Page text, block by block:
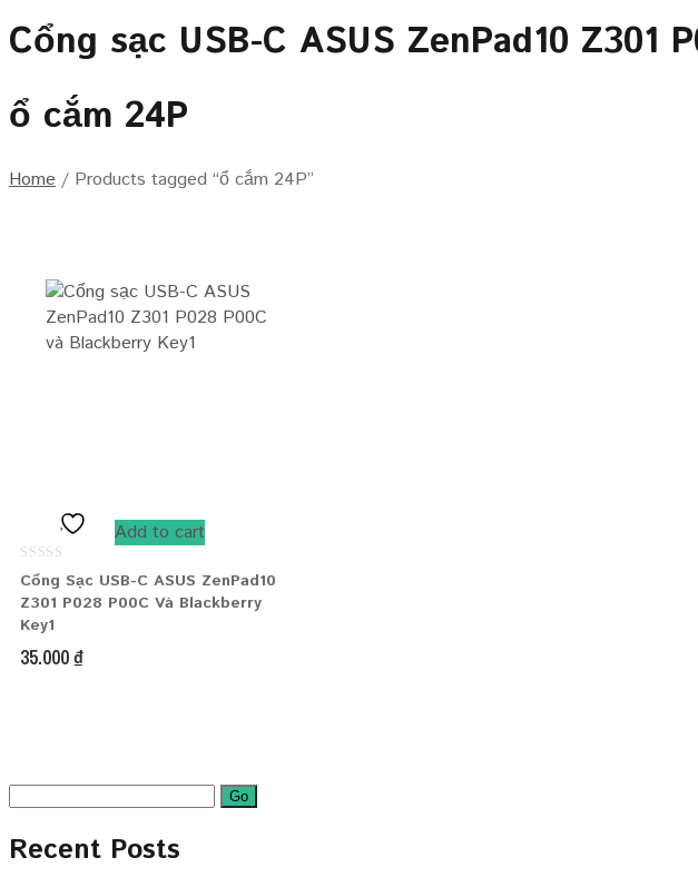
Cổng sạc USB-C ASUS ZenPad10 Z301
ổ cắm 24P
Home / Products tagged “ổ cắm 24P”
Add to cart
0
out
of
5
Cổng Sạc USB-C ASUS ZenPad10
Z301 P028 P00C Và Blackberry
Key1
35.000₫
Recent Posts